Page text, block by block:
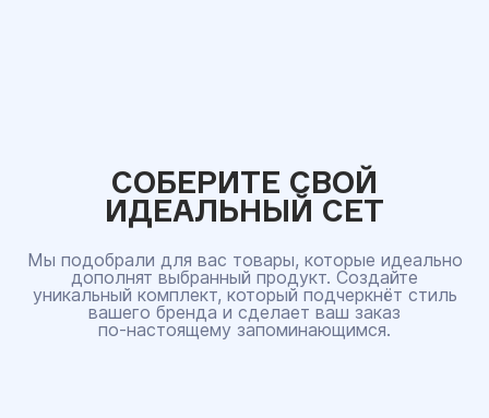
СОБЕРИТЕ СВОЙ
ИДЕАЛЬНЫЙ СЕТ
Мы подобрали для вас товары, которые идеально
дополнят выбранный продукт. Создайте
уникальный комплект, который подчеркнёт стиль
вашего бренда и сделает ваш заказ
по‑настоящему запоминающимся.